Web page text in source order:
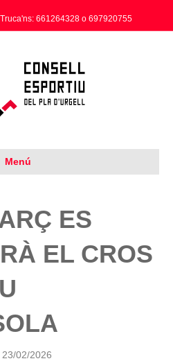
661264328 o 697920755
Menú
ES
EL CROS
23/02/2026